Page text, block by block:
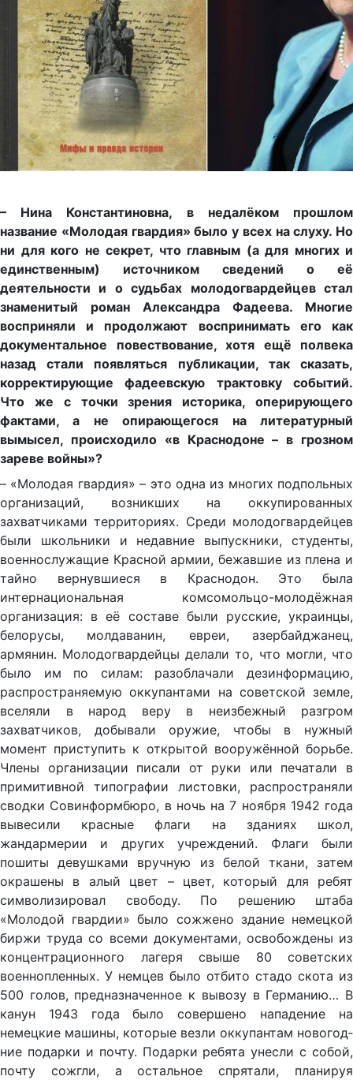
– Нина Константиновна, в недалёком прошлом
название «Молодая гвардия» было у всех на слуху. Но
ни для кого не секрет, что главным (а для многих и
единственным) источником сведений о её
деятельности и о судьбах молодогвардейцев стал
знаменитый роман Александра Фадеева. Многие
восприняли и продолжают воспринимать его как
документальное повествование, хотя ещё полвека
назад стали появляться публикации, так сказать,
корректирующие фадеевскую трактовку событий.
Что же с точки зрения историка, оперирующего
фактами, а не опирающегося на литературный
вымысел, происходило «в Краснодоне – в грозном
зареве войны»?
– «Молодая гвардия» – это одна из многих подполь­ных
организаций, возникших на оккупированных
захватчиками территориях. Среди молодогвардейцев
были школьники и недавние выпускники, студенты,
военнослужащие Красной армии, бежавшие из плена и
тайно вернувшиеся в Краснодон. Это была
интернациональная комсомольцо-молодёжная
организация: в её составе были русские, украинцы,
белорусы, молдаванин, евреи, азербайджанец,
армянин. Молодогвардейцы делали то, что могли, что
было им по силам: разоблачали дезинформацию,
распространяемую оккупантами на советской земле,
вселяли в на­род веру в неизбежный разгром
захватчиков, добывали ору­жие, чтобы в нужный
момент приступить к открытой воору­жённой борьбе.
Члены организации писали от руки или печа­тали в
примитивной типографии листовки, распространяли
сводки Совинформбюро, в ночь на 7 ноября 1942 года
вывесили красные флаги на зданиях школ,
жандармерии и других учре­ждений. Флаги были
пошиты девушками вручную из белой ткани, затем
окрашены в алый цвет – цвет, который для ребят
символизировал свободу. По решению штаба
«Молодой гвардии» было сожжено зда­ние немецкой
биржи труда со всеми документами, освобождены из
концентрационного лагеря свыше 80 советских
военноплен­ных. У немцев было отбито стадо скота из
500 голов, предназначенное к вывозу в Германию… В
канун 1943 года было совершено напа­дение на
немецкие машины, которые везли оккупантам новогод­
ние подарки и почту. Подарки ребята унесли с собой,
почту со­жгли, а остальное спрятали, планируя